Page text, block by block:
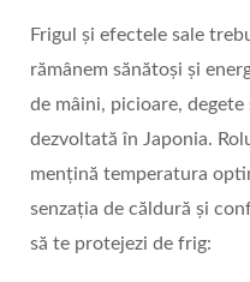
Frigul și efectele sale
rămânem sănătoși și
de mâini, picioare, degete
dezvoltată în Japonia.
mențină temperatura
senzația de căldură și
să te protejezi de frig: